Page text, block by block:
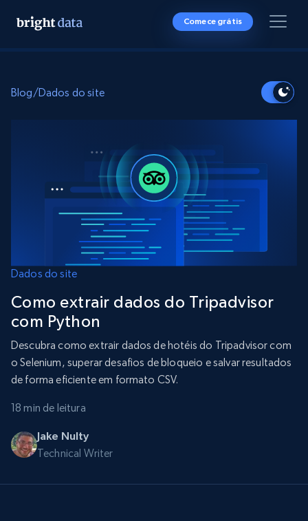
Comece grátis
Blog/Dados do site
Dados do site
Como extrair dados do Tripadvisor
com Python
Descubra como extrair dados de hotéis do Tripadvisor com
o Selenium, superar desafios de bloqueio e salvar resultados
de forma eficiente em formato CSV.
18 min de leitura
Jake Nulty
Technical Writer